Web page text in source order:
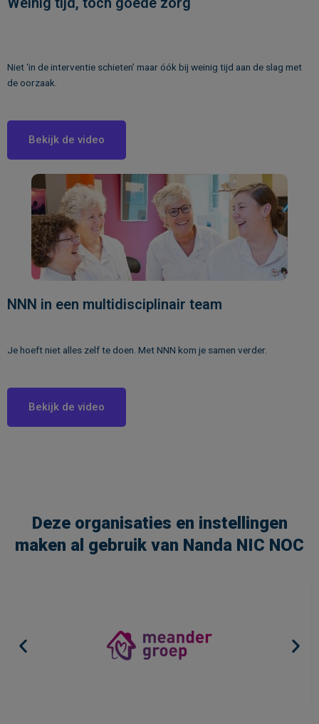
Niet ‘in de interventie schieten’ maar óók bij weinig tijd aan de slag met
de oorzaak.
Bekijk de video
NNN in een multidisciplinair team
Je hoeft niet alles zelf te doen. Met NNN kom je samen verder.
Bekijk de video
Deze organisaties en instellingen
maken al gebruik van Nanda NIC NOC